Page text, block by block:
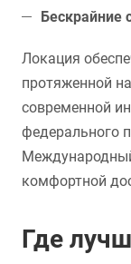
Бескрайние
Локация
протяженной
современной
федерального
комфортной
Где